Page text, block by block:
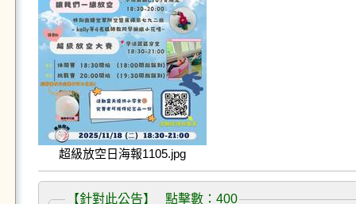
超級放空日海報1105.jpg
【針對此公告】 點擊數：400